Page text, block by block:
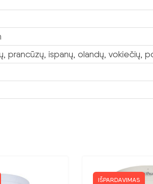
prancūzų, ispanų, olandų, vokiečių,
IŠPARDAVIMAS